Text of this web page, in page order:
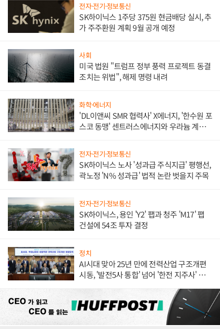
전자·전기·정보통신
SK하이닉스 1주당 375원 현금배당 실시, 추
가 주주환원 계획 9월 공개 예정
사회
미국 법원 "트럼프 정부 풍력 프로젝트 동결
조치는 위법", 해제 명령 내려
화학·에너지
'DL이앤씨 SMR 협력사' X에너지, '한수원 포
스코 동맹' 센트러스에너지와 우라늄 계약
전자·전기·정보통신
SK하이닉스 노사 '성과급 주식지급' 평행선,
곽노정 'N% 성과급' 법적 논란 벗을지 주목
전자·전기·정보통신
SK하이닉스, 용인 'Y2' 팹과 청주 'M17' 팹
건설에 54조 투자 결정
정치
AI시대 맞아 25년 만에 전력산업 구조개편
시동, '발전5사 통합' 넘어 '한전 지주사' 재편